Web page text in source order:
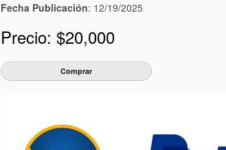
Fecha Publicación: 12/19/2025
Precio: $20,000